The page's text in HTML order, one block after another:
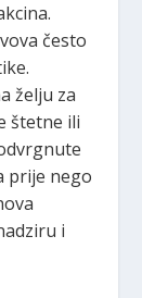
često
želju za
štetne ili
prije nego
i